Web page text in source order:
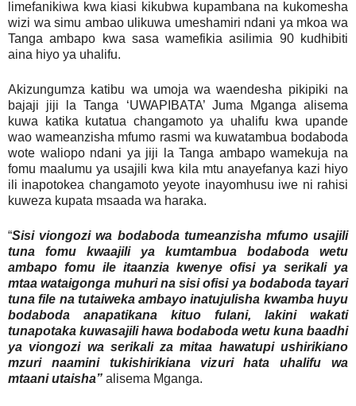
limefanikiwa kwa kiasi kikubwa kupambana na kukomesha
wizi wa simu ambao ulikuwa umeshamiri ndani ya mkoa wa
Tanga ambapo kwa sasa wamefikia asilimia 90 kudhibiti
aina hiyo ya uhalifu.
Akizungumza katibu wa umoja wa waendesha pikipiki na
bajaji jiji la Tanga ‘UWAPIBATA’ Juma Mganga alisema
kuwa katika kutatua changamoto ya uhalifu kwa upande
wao wameanzisha mfumo rasmi wa kuwatambua bodaboda
wote waliopo ndani ya jiji la Tanga ambapo wamekuja na
fomu maalumu ya usajili kwa kila mtu anayefanya kazi hiyo
ili inapotokea changamoto yeyote inayomhusu iwe ni rahisi
kuweza kupata msaada wa haraka.
“Sisi viongozi wa bodaboda tumeanzisha mfumo usajili
tuna fomu kwaajili ya kumtambua bodaboda wetu
ambapo fomu ile itaanzia kwenye ofisi ya serikali ya
mtaa wataigonga muhuri na sisi ofisi ya bodaboda tayari
tuna file na tutaiweka ambayo inatujulisha kwamba huyu
bodaboda anapatikana kituo fulani, lakini wakati
tunapotaka kuwasajili hawa bodaboda wetu kuna baadhi
ya viongozi wa serikali za mitaa hawatupi ushirikiano
mzuri naamini tukishirikiana vizuri hata uhalifu wa
mtaani utaisha” alisema Mganga.